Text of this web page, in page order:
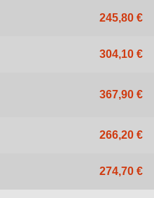
245,80 €
304,10 €
367,90 €
266,20 €
274,70 €